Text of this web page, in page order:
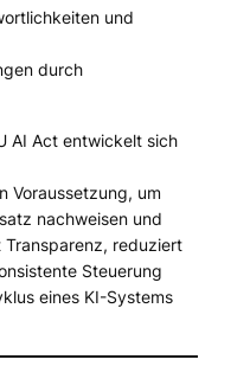
und
durch
AI Act entwickelt sich
Voraussetzung, um
nachweisen und
reduziert
Steuerung
eines KI-Systems